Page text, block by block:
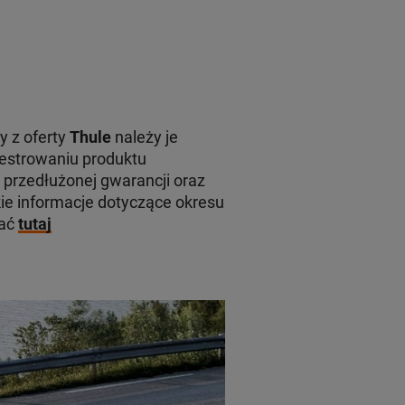
z oferty Thulenależy je
produktu
gwarancji oraz
informacje dotyczące okresu
tutaj